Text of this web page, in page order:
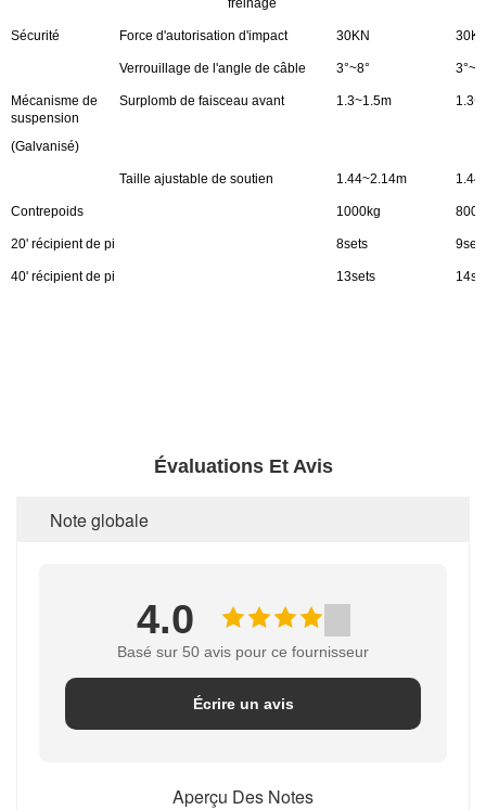
freinage
Sécurité Force d'autorisation d'impact 30KN
Verrouillage de l'angle de câble 3°~8°
Mécanisme de
suspension
(Galvanisé)
Surplomb de faisceau avant 1.3~1.5m
Taille ajustable de soutien 1.44~2.14m
Contrepoids 1000kg
20' récipient de pi 8sets 9sets
40' récipient de pi 13sets
Évaluations Et Avis
Note globale
4.0
Basé sur 50 avis pour ce fournisseur
Écrire un avis
Aperçu Des Notes